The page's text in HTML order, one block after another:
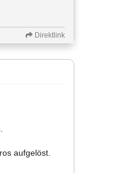
Direktlink
aufgelöst.